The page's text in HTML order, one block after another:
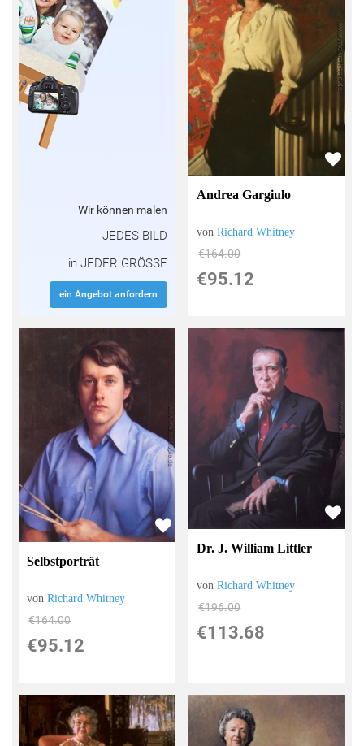
Wir können malen
JEDES BILD
in JEDER GRÖSSE
ein Angebot anfordern
Andrea Gargiulo
vonRichard Whitney
€164.00
€95.12
Selbstporträt
vonRichard Whitney
€164.00
€95.12
Dr. J. William Littler
vonRichard Whitney
€196.00
€113.68